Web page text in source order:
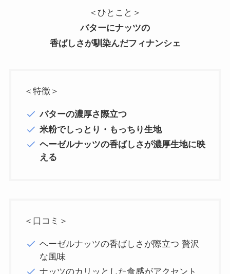
＜ひとこと＞
バターにナッツの
香ばしさが馴染んだフィナンシェ
＜特徴＞
バターの濃厚さ際立つ
米粉でしっとり・もっちり生地
ヘーゼルナッツの香ばしさが濃厚生地に映
える
＜口コミ＞
ヘーゼルナッツの香ばしさが際立つ 贅沢
な風味
ナッツのカリッとした食感がアクセント